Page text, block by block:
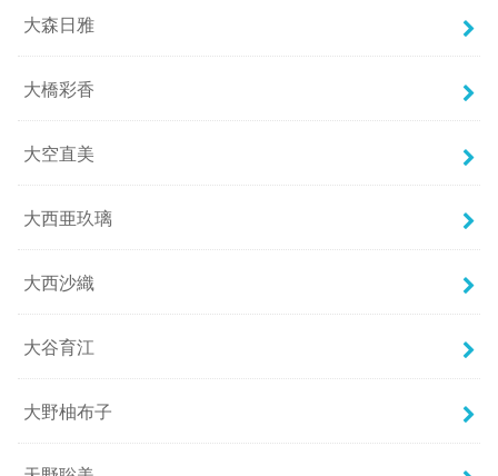
大森日雅
大橋彩香
大空直美
大西亜玖璃
大西沙織
大谷育江
大野柚布子